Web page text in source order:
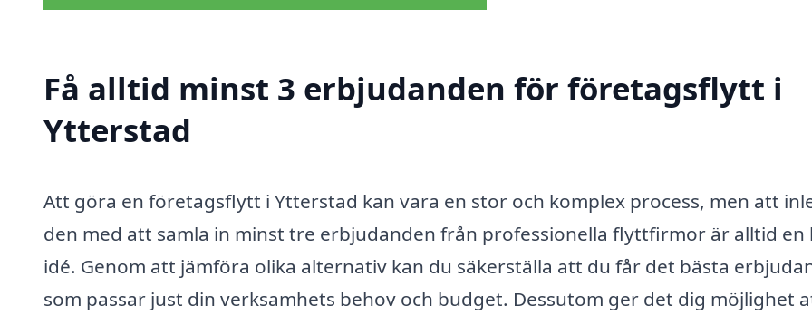
Få alltid minst 3 erbjudanden för företagsflytt i
Ytterstad
Att göra en företagsflytt i Ytterstad kan vara en stor och komplex process, men att
den med att samla in minst tre erbjudanden från professionella flyttfirmor är alltid en
idé. Genom att jämföra olika alternativ kan du säkerställa att du får det bästa
som passar just din verksamhets behov och budget. Dessutom ger det dig möjlighet